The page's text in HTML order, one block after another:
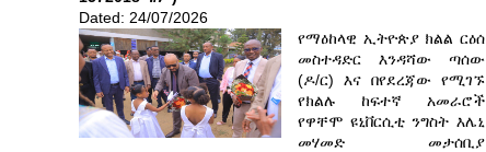
Dated: 24/07/2026
የማዕከላዊ ኢትዮጵያ ክልል ርዕሰ
መስተዳድር እንዳሻው ጣሰው
(ዶ/ር) እና በየደረጃው የሚገኙ
የክልሉ ከፍተኛ አመራሮች
የዋቸሞ ዩኒቨርሲቲ ንግስት እሌኒ
መሃመድ መታሰቢያ